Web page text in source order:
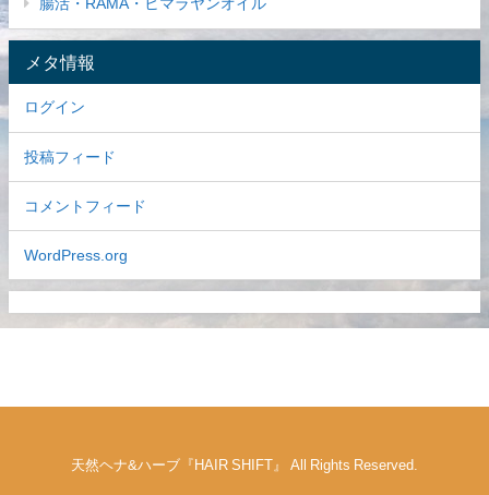
腸活・RAMA・ヒマラヤンオイル
メタ情報
ログイン
投稿フィード
コメントフィード
WordPress.org
天然ヘナ&ハーブ『HAIR SHIFT』 All Rights Reserved.